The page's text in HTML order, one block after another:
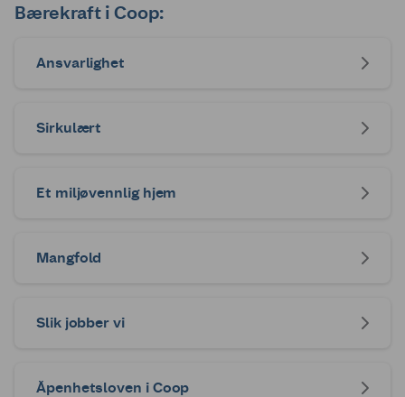
Bærekraft i Coop:
Ansvarlighet
Sirkulært
Et miljøvennlig hjem
Mangfold
Slik jobber vi
Åpenhetsloven i Coop